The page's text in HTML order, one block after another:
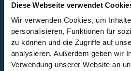
Diese Webseite verwendet
Wir verwenden Cookies, um
personalisieren, Funktionen für
zu können und die Zugriffe auf
analysieren. Außerdem geben wir
Verwendung unserer Website an
Die Energie bleibt in der
Was ist eine Energiegemeinschaft?
Bürgerenergiegemeinschaften wurden
geschaffen, um Strompreise zu
fördern und die dezentrale Erzeugung
Quellen zu stärken. Sie ermöglichen es
Energie zu erzeugen, zu teilen und zu